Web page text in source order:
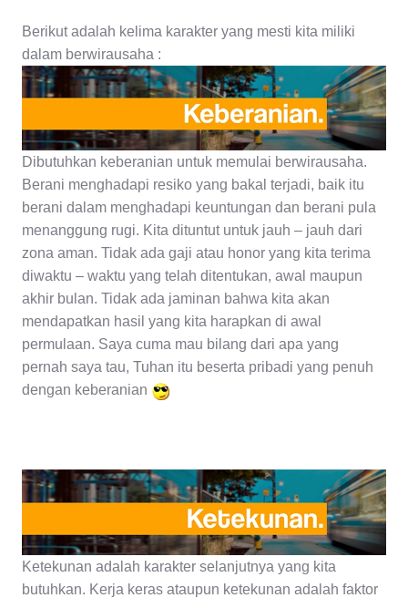
Berikut adalah kelima karakter yang mesti kita miliki
dalam berwirausaha :
Dibutuhkan keberanian untuk memulai berwirausaha.
Berani menghadapi resiko yang bakal terjadi, baik itu
berani dalam menghadapi keuntungan dan berani pula
menanggung rugi. Kita dituntut untuk jauh – jauh dari
zona aman. Tidak ada gaji atau honor yang kita terima
diwaktu – waktu yang telah ditentukan, awal maupun
akhir bulan. Tidak ada jaminan bahwa kita akan
mendapatkan hasil yang kita harapkan di awal
permulaan. Saya cuma mau bilang dari apa yang
pernah saya tau, Tuhan itu beserta pribadi yang penuh
dengan keberanian
Ketekunan adalah karakter selanjutnya yang kita
butuhkan. Kerja keras ataupun ketekunan adalah faktor